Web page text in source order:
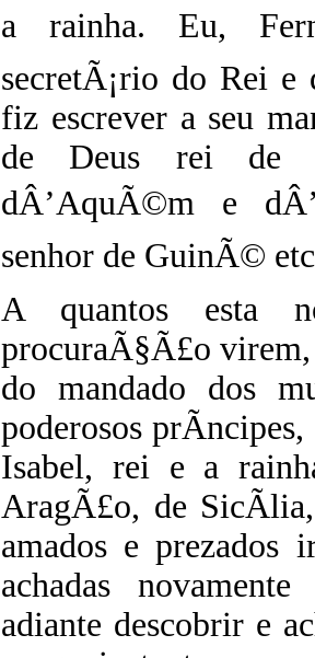
a rainha. Eu,
secretÃ¡rio do Rei e
fiz escrever a seu
de Deus rei de
dÂ’AquÃ©m e
senhor de GuinÃ©
A quantos esta
procuraÃ§Ã£o virem,
do mandado dos
poderosos
Isabel, rei e a
AragÃ£o, de
amados e prezados
achadas
adiante descobrir e